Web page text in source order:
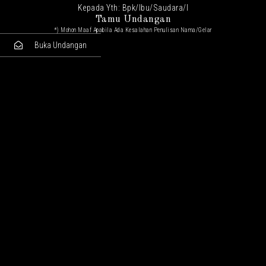
Kepada Yth: Bpk/Ibu/Saudara/I
Tamu Undangan
*) Mohon Maaf Apabila Ada Kesalahan Penulisan Nama/gelar
Buka Undangan